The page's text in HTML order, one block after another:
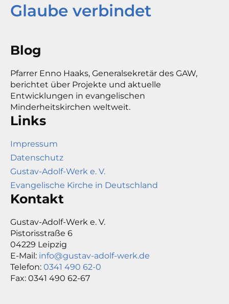
Glaube verbindet
Blog
Pfarrer Enno Haaks, Generalsekretär des GAW,
berichtet über Projekte und aktuelle
Entwicklungen in evangelischen
Minderheitskirchen weltweit.
Links
Impressum
Datenschutz
Gustav-Adolf-Werk e. V.
Evangelische Kirche in Deutschland
Kontakt
Gustav-Adolf-Werk e. V.
Pistorisstraße 6
04229 Leipzig
E-Mail: info@gustav-adolf-werk.de
Telefon: 0341 490 62-0
Fax: 0341 490 62-67